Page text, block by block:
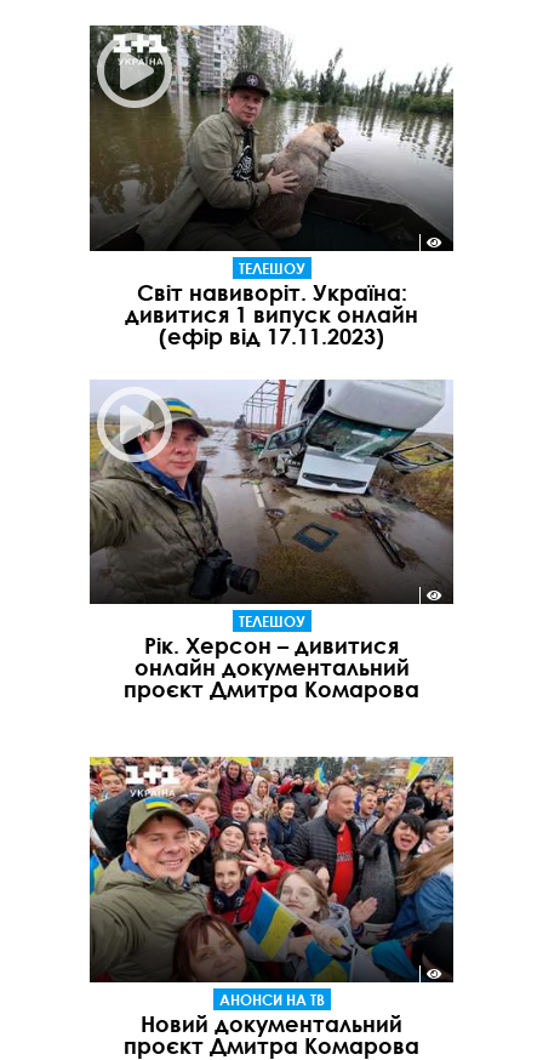
ТЕЛЕШОУ
Світ навиворіт. Україна:
дивитися 1 випуск онлайн
(ефір від 17.11.2023)
ТЕЛЕШОУ
Рік. Херсон – дивитися
онлайн документальний
проєкт Дмитра Комарова
АНОНСИ НА ТВ
Новий документальний
проєкт Дмитра Комарова